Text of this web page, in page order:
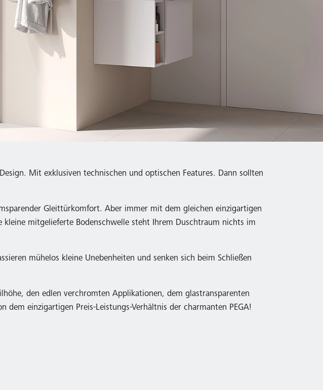
Mit exklusiven technischen und optischen Features. Dann sollten
Gleittürkomfort. Aber immer mit dem gleichen einzigartigen
mitgelieferte Bodenschwelle steht Ihrem Duschtraum nichts im
mühelos kleine Unebenheiten und senken sich beim Schließen
den edlen verchromten Applikationen, dem glastransparenten
einzigartigen Preis-Leistungs-Verhältnis der charmanten PEGA!